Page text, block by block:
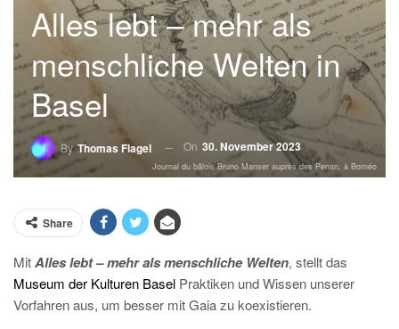
Alles lebt – mehr als
menschliche Welten in
Basel
ByThomas Flagel On 30. November 2023
Journal du bâlois Bruno Manser auprès des Penan, à Bornéo
Share
MitAlles lebt – mehr als menschliche Welten, stellt das
Museum der Kulturen Basel Praktiken und Wissen unserer
Vorfahren aus, um besser mit Gaia zu koexistieren.